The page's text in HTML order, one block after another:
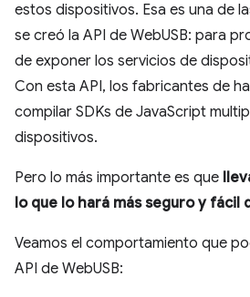
estos dispositivos. Esa es una de
se creó la API de WebUSB: para
de exponer los servicios de
Con esta API, los fabricantes de
compilar SDKs de JavaScript
dispositivos.
Pero lo más importante es que
lo que lo hará más seguro y fácil
Veamos el comportamiento que
API de WebUSB: